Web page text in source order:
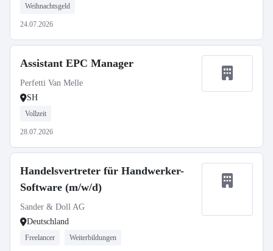
Weihnachtsgeld
24.07.2026
Assistant EPC Manager
Perfetti Van Melle
SH
Vollzeit
28.07.2026
Handelsvertreter für Handwerker-
Software (m/w/d)
Sander & Doll AG
Deutschland
Freelancer Weiterbildungen